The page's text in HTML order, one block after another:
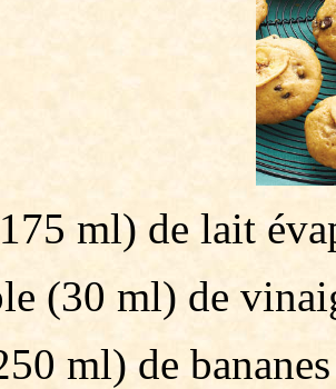
ml) de lait
(30 ml) de
ml) de